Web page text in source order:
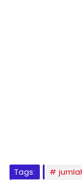
Tags: